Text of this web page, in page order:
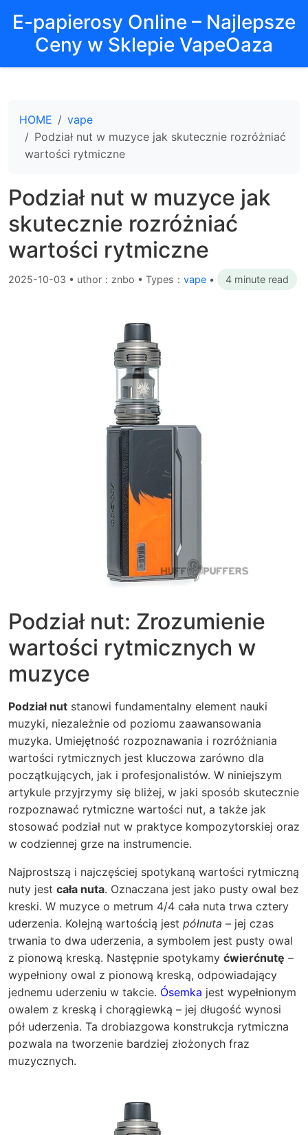
E-papierosy Online – Najlepsze
Ceny w Sklepie VapeOaza
HOME
vape
Podział nut w muzyce jak skutecznie rozróżniać
wartości rytmiczne
Podział nut w muzyce jak
skutecznie rozróżniać
wartości rytmiczne
2025-10-03 • uthor：znbo • Types： vape • 4 minute read
Podział nut: Zrozumienie
wartości rytmicznych w
muzyce
Podział nut stanowi fundamentalny element nauki
muzyki, niezależnie od poziomu zaawansowania
muzyka. Umiejętność rozpoznawania i rozróżniania
wartości rytmicznych jest kluczowa zarówno dla
początkujących, jak i profesjonalistów. W niniejszym
artykule przyjrzymy się bliżej, w jaki sposób skutecznie
rozpoznawać rytmiczne wartości nut, a także jak
stosować podział nut w praktyce kompozytorskiej oraz
w codziennej grze na instrumencie.
Najprostszą i najczęściej spotykaną wartości rytmiczną
nuty jest cała nuta. Oznaczana jest jako pusty owal bez
kreski. W muzyce o metrum 4/4 cała nuta trwa cztery
uderzenia. Kolejną wartością jest półnuta – jej czas
trwania to dwa uderzenia, a symbolem jest pusty owal
z pionową kreską. Następnie spotykamy ćwierćnutę –
wypełniony owal z pionową kreską, odpowiadający
jednemu uderzeniu w takcie. Ósemka jest wypełnionym
owalem z kreską i chorągiewką – jej długość wynosi
pół uderzenia. Ta drobiazgowa konstrukcja rytmiczna
pozwala na tworzenie bardziej złożonych fraz
muzycznych.